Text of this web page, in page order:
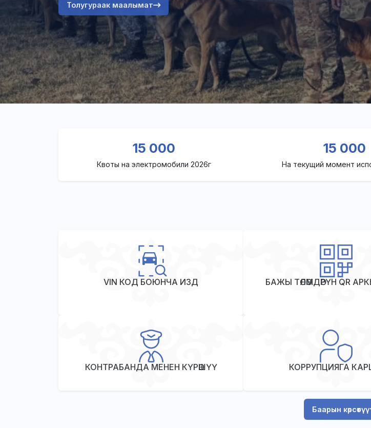
Толугураак маалымат
15 000
Квоты на электромобили 2026г
15 000
На текущий момент
VIN КОД БОЮНЧА ИЗДӨӨ БАЖЫ ТӨЛӨМДӨРҮН QR
КОНТРАБАНДА МЕНЕН КҮРӨШҮҮ КОРРУПЦИЯГА
Баарын көрсөтүү